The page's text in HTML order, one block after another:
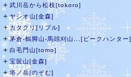
＋ 武川岳から松枝[tokoro]
＋ヤシオ山[金森]
＋カタクリ[リプル]
＋茅倉-鶴脚山-馬頭刈山...[ピークハンター]
＋ 白毛門山[tomo]
＋ 宝篋山[金森]
＋塔ノ岳[のぞむ]